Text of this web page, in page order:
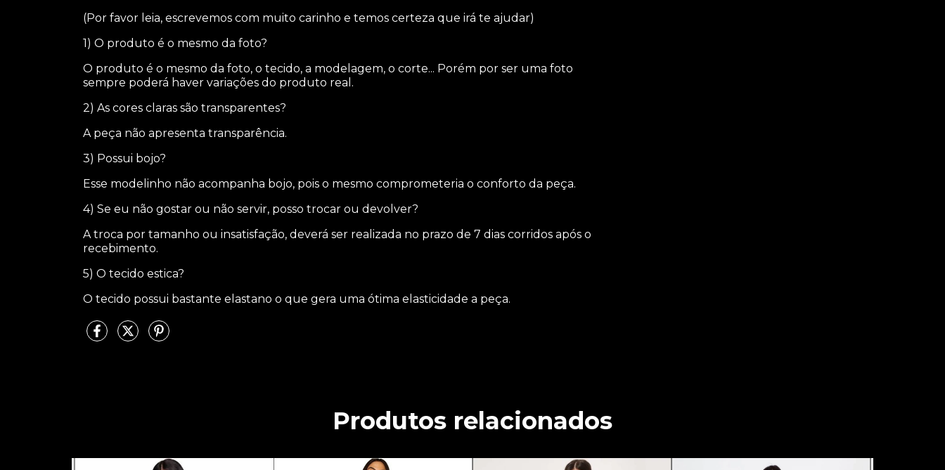
(Por favor leia, escrevemos com muito carinho e temos certeza que irá te ajudar)
1) O produto é o mesmo da foto?
O produto é o mesmo da foto, o tecido, a modelagem, o corte... Porém por ser uma foto
sempre poderá haver variações do produto real.
2) As cores claras são transparentes?
A peça não apresenta transparência.
3) Possui bojo?
Esse modelinho não acompanha bojo, pois o mesmo comprometeria o conforto da peça.
4) Se eu não gostar ou não servir, posso trocar ou devolver?
A troca por tamanho ou insatisfação, deverá ser realizada no prazo de 7 dias corridos após o
recebimento.
5) O tecido estica?
O tecido possui bastante elastano o que gera uma ótima elasticidade a peça.
Produtos relacionados